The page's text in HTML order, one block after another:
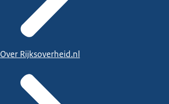
Over Rijksoverheid.nl